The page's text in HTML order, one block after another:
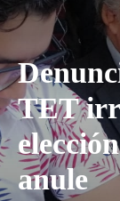
TET
anule